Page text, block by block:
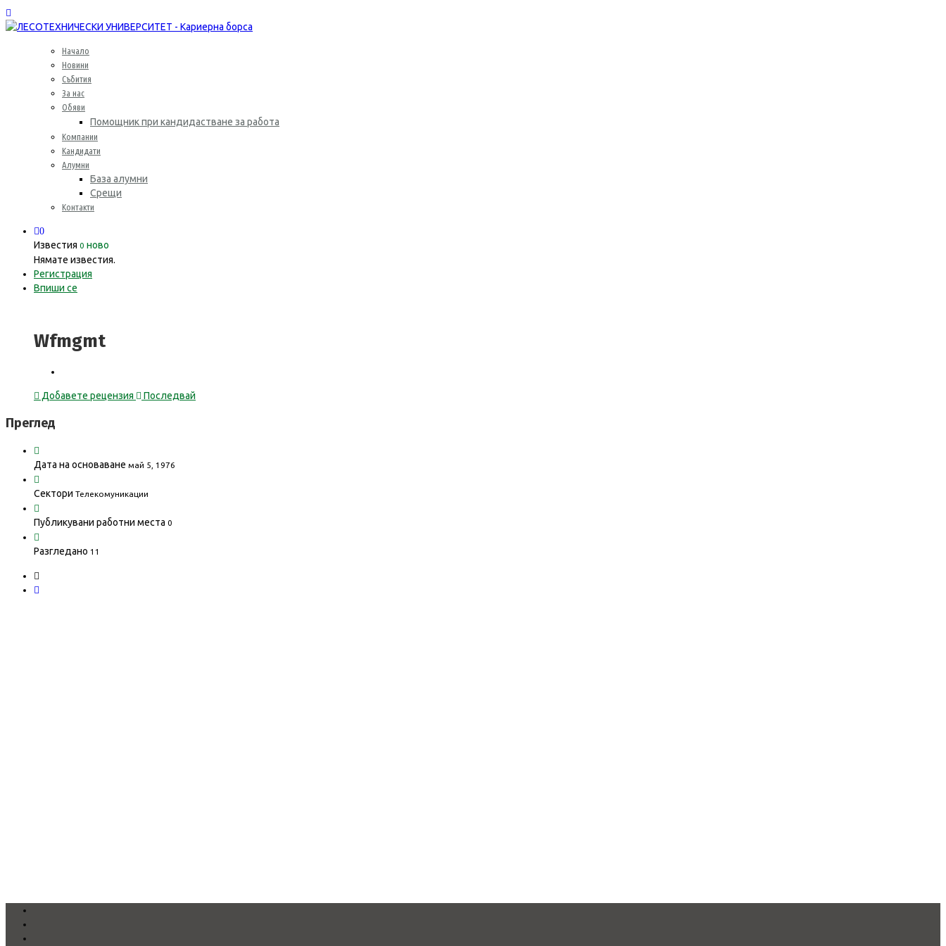
Начало
Новини
Събития
За нас
Обяви
Помощник при кандидастване за работа
Компании
Кандидати
Алумни
База алумни
Срещи
Контакти
0
Известия 0 ново
Нямате известия.
Регистрация
Впиши се
Wfmgmt
Добавете рецензия Последвай
Преглед
Дата на основаване май 5, 1976
Сектори Телекомуникации
Публикувани работни места 0
Разгледано 11